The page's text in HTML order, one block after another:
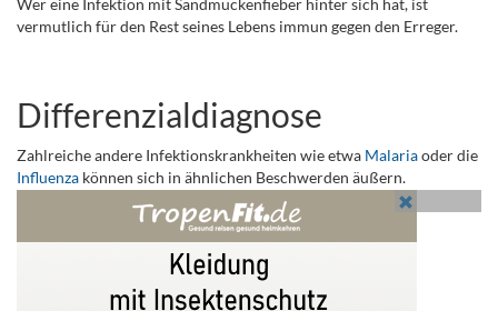
Wer eine Infektion mit Sandmückenfieber hinter sich hat, ist
vermutlich für den Rest seines Lebens immun gegen den Erreger.
Differenzialdiagnose
Zahlreiche andere Infektionskrankheiten wie etwa Malariaoder die
Influenza können sich in ähnlichen Beschwerden äußern.